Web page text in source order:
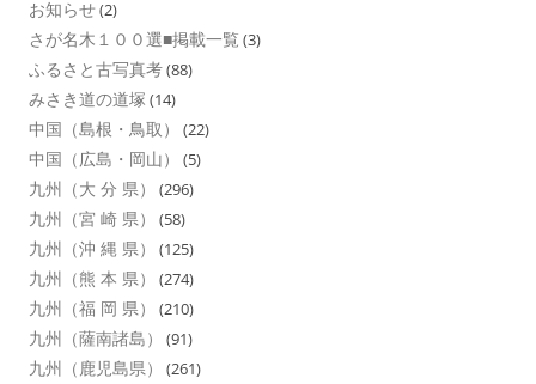
お知らせ(2)
さが名木１００選■掲載一覧 (3)
ふるさと古写真考(88)
みさき道の道塚 (14)
中国（島根・鳥取） (22)
中国（広島・岡山） (5)
九州（大 分 県） (296)
九州（宮 崎 県） (58)
九州（沖 縄 県） (125)
九州（熊 本 県） (274)
九州（福 岡 県） (210)
九州（薩南諸島） (91)
九州（鹿児島県） (261)